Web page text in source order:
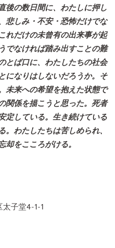
後の数日間に、わたしに押し
悲しみ・不安・恐怖だけでな
れだけの未曾有の出来事が起
でなければ踏み出すことの難
とば口に、わたしたちの社会
になりはしないだろうか。そ
未来への希望を抱えた状態で
関係を描こうと思った。死者
定している。生き続けている
わたしたちは苦しめられ、
をこころがける。
子堂4-1-1